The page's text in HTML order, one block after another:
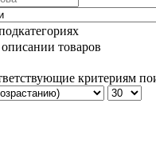
товаров
критериям